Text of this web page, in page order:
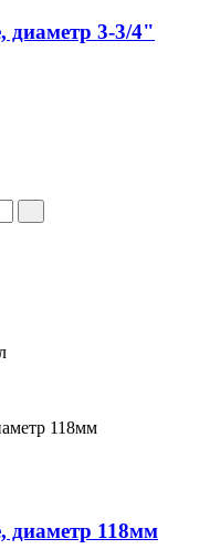
диаметр 3-3/4"
диаметр 118мм